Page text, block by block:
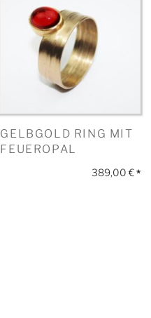
GELBGOLD RING MIT
FEUEROPAL
389,00€ *